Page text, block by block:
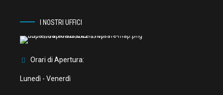
I NOSTRI UFFICI
Orari di Apertura:
Lunedì - Venerdì